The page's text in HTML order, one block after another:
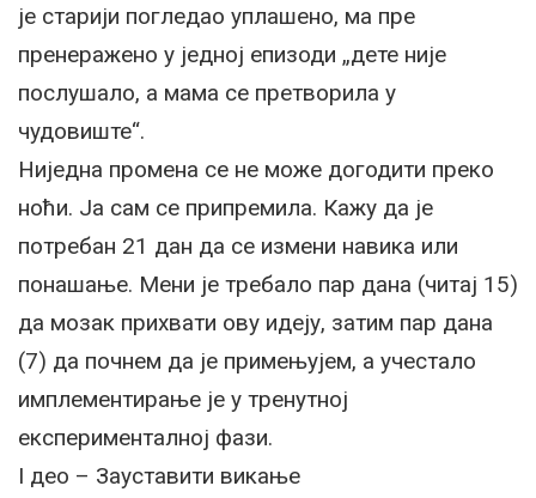
је старији погледао уплашено, ма пре
пренеражено у једној епизоди „дете није
послушало, а мама се претворила у
чудовиште“.
Ниједна промена се не може догодити преко
ноћи. Ја сам се припремила. Кажу да је
потребан 21 дан да се измени навика или
понашање. Мени је требало пар дана (читај 15)
да мозак прихвати ову идеју, затим пар дана
(7) да почнем да је примењујем, а учестало
имплементирање је у тренутној
експерименталној фази.
I део – Зауставити викање